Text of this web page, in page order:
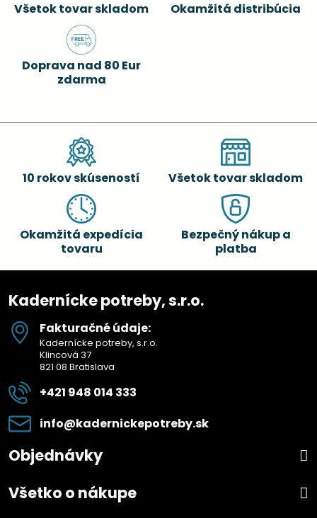
Všetok tovar skladom Okamžitá distribúcia
Doprava nad 80 Eur
zdarma
10 rokov skúseností Všetok tovar skladom
Okamžitá expedícia
tovaru
Bezpečný nákup a
platba
Kadernícke potreby, s.r.o.
Fakturačné údaje:
Kadernícke potreby, s.r.o.
Klincová 37
821 08 Bratislava
+421 948 014 333
info​@kadernickepotreby​.sk
Objednávky
Všetko o nákupe